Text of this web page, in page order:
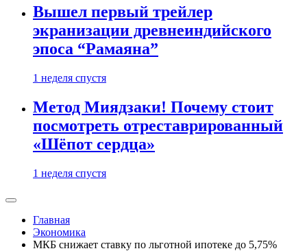
Вышел первый трейлер
экранизации древнеиндийского
эпоса “Рамаяна”
1 неделя спустя
Метод Миядзаки! Почему стоит
посмотреть отреставрированный
«Шёпот сердца»
1 неделя спустя
Главная
Экономика
МКБ снижает ставку по льготной ипотеке до 5,75%